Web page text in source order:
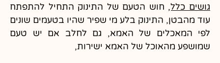
גושים כלל, חוש הטעם של התינוק התחיל להתפתח
עוד מהבטן, התינוק בלע מי שפיר שהיו בטעמים שונים
לפי המאכלים של האמא, גם לחלב אם יש טעם
שמושפע מהאוכל של האמא ישירות,